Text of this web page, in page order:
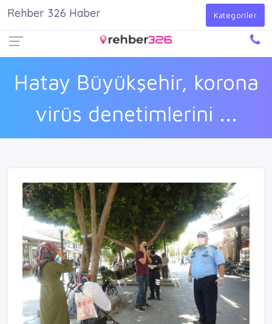
Giriş Yap
Hatay Büyükşehir, korona
virüs denetimlerini ...
Rehber 326 Haber Kategoriler